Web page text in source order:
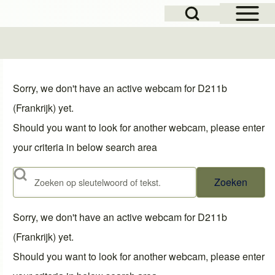
Open Sidebar
Open Search Block
Sorry, we don't have an active webcam for D211b
(Frankrijk) yet.
Should you want to look for another webcam, please enter
your criteria in below search area
Zoeken
Sorry, we don't have an active webcam for D211b
(Frankrijk) yet.
Should you want to look for another webcam, please enter